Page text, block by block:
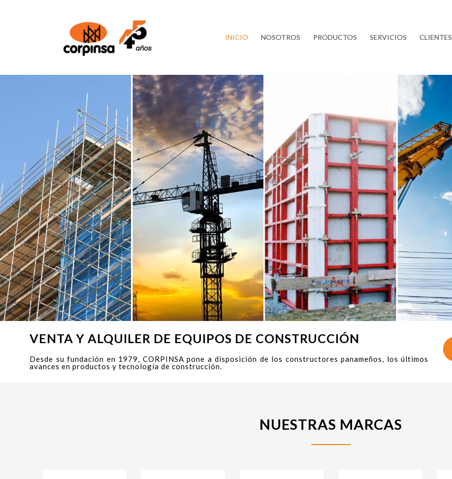
INICIO NOSOTROS PRODUCTOS SERVICIOS CLIENTES
VENTA Y ALQUILER DE EQUIPOS DE CONSTRUCCIÓN
Desde su fundación en 1979, CORPINSA pone a disposición de los constructores panameños, los últimos
avances en productos y tecnología de construcción.
NUESTRAS MARCAS